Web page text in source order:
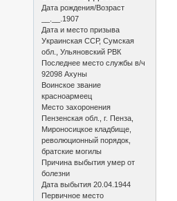
Дата рождения/Возраст
__.__.1907
Дата и место призыва
Украинская ССР, Сумская
обл., Ульяновский РВК
Последнее место службы в/ч
92098 Ахуны
Воинское звание
красноармеец
Место захоронения
Пензенская обл., г. Пенза,
Мироносицкое кладбище,
революционный порядок,
братские могилы
Причина выбытия умер от
болезни
Дата выбытия 20.04.1944
Первичное место